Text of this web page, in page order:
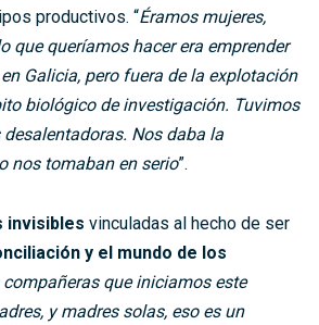
productivos. “Éramos mujeres,
que queríamos hacer era emprender
Galicia, pero fuera de la explotación
biológico de investigación. Tuvimos
Nos daba la
nos tomaban en serio”.
invisibles vinculadas al hecho de ser
y el mundo de los
que iniciamos este
y madres solas, eso es un